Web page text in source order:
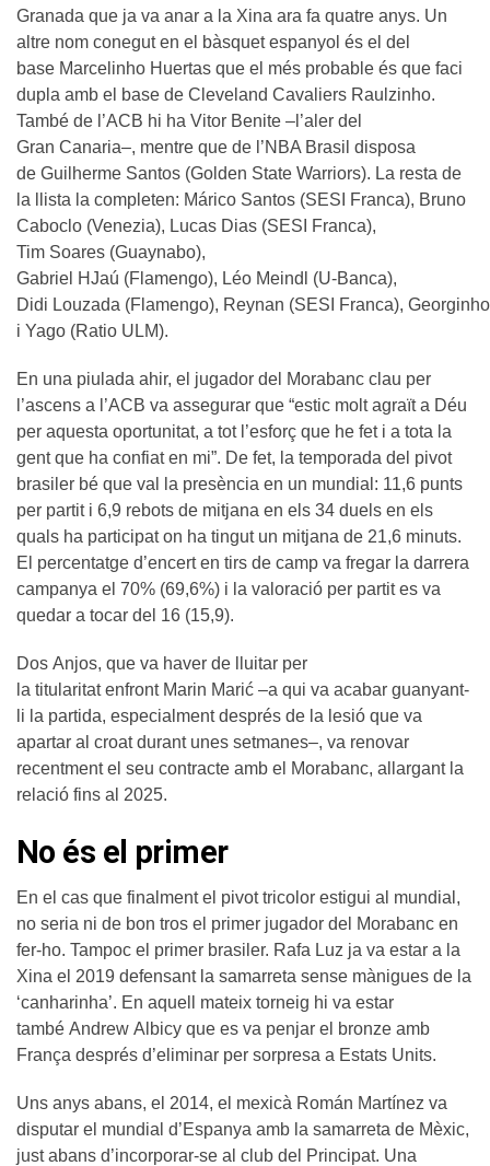
Granada que ja va anar a la Xina ara fa quatre anys. Un
altre nom conegut en el bàsquet espanyol és el del
base Marcelinho Huertas que el més probable és que faci
dupla amb el base de Cleveland Cavaliers Raulzinho.
També de l’ACB hi ha Vitor Benite –l’aler del
Gran Canaria–, mentre que de l’NBA Brasil disposa
de Guilherme Santos (Golden State Warriors). La resta de
la llista la completen: Márico Santos (SESI Franca), Bruno
Caboclo (Venezia), Lucas Dias (SESI Franca),
Tim Soares (Guaynabo),
Gabriel HJaú (Flamengo), Léo Meindl (U-Banca),
Didi Louzada (Flamengo), Reynan (SESI Franca),
i Yago (Ratio ULM).
En una piulada ahir, el jugador del Morabanc clau per
l’ascens a l’ACB va assegurar que “estic molt agraït a Déu
per aquesta oportunitat, a tot l’esforç que he fet i a tota la
gent que ha confiat en mi”. De fet, la temporada del pivot
brasiler bé que val la presència en un mundial: 11,6 punts
per partit i 6,9 rebots de mitjana en els 34 duels en els
quals ha participat on ha tingut un mitjana de 21,6 minuts.
El percentatge d’encert en tirs de camp va fregar la darrera
campanya el 70% (69,6%) i la valoració per partit es va
quedar a tocar del 16 (15,9).
Dos Anjos, que va haver de lluitar per
la titularitat enfront Marin Marić –a qui va acabar guanyant-
li la partida, especialment després de la lesió que va
apartar al croat durant unes setmanes–, va renovar
recentment el seu contracte amb el Morabanc, allargant la
relació fins al 2025.
No és el primer
En el cas que finalment el pivot tricolor estigui al mundial,
no seria ni de bon tros el primer jugador del Morabanc en
fer-ho. Tampoc el primer brasiler. Rafa Luz ja va estar a la
Xina el 2019 defensant la samarreta sense mànigues de la
‘canharinha’. En aquell mateix torneig hi va estar
també Andrew Albicy que es va penjar el bronze amb
França després d’eliminar per sorpresa a Estats Units.
Uns anys abans, el 2014, el mexicà Román Martínez va
disputar el mundial d’Espanya amb la samarreta de Mèxic,
just abans d’incorporar-se al club del Principat. Una